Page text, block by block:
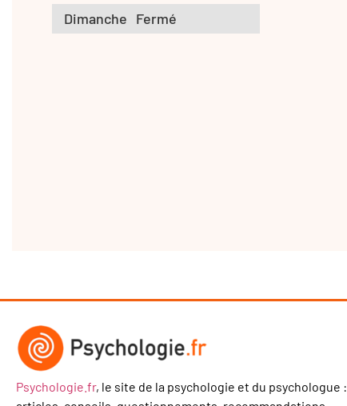
Dimanche Fermé
Psychologie.fr, le site de la psychologie et du psychologue :